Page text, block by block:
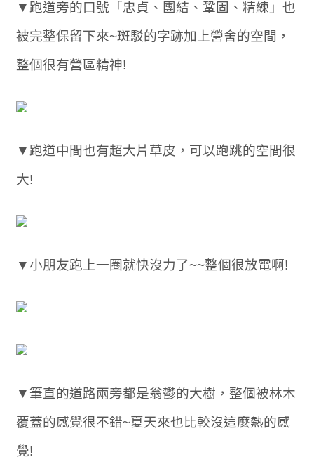
▼跑道旁的口號「忠貞、團結、鞏固、精練」也
被完整保留下來~斑駁的字跡加上營舍的空間，
整個很有營區精神!
▼跑道中間也有超大片草皮，可以跑跳的空間很
大!
▼小朋友跑上一圈就快沒力了~~整個很放電啊!
▼筆直的道路兩旁都是翁鬱的大樹，整個被林木
覆蓋的感覺很不錯~夏天來也比較沒這麼熱的感
覺!